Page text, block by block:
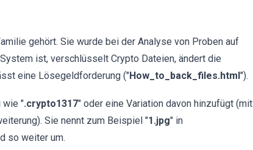
gehört. Sie wurde bei der Analyse von Proben auf
ist, verschlüsselt Crypto Dateien, ändert die
eine Lösegeldforderung ("How_to_back_files.html").
wie ".crypto1317" oder eine Variation davon hinzufügt (mit
Sie nennt zum Beispiel "1.jpg" in
so weiter um.